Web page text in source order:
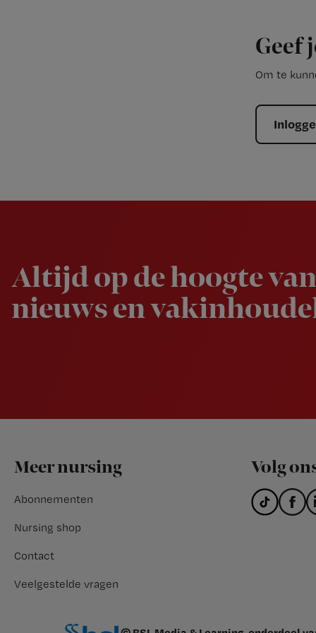
Geef
Om te
Altijd op de hoogte
nieuws en
Footer
Meer nursing
Abonnementen
Nursing shop
Contact
Veelgestelde vragen
Volg